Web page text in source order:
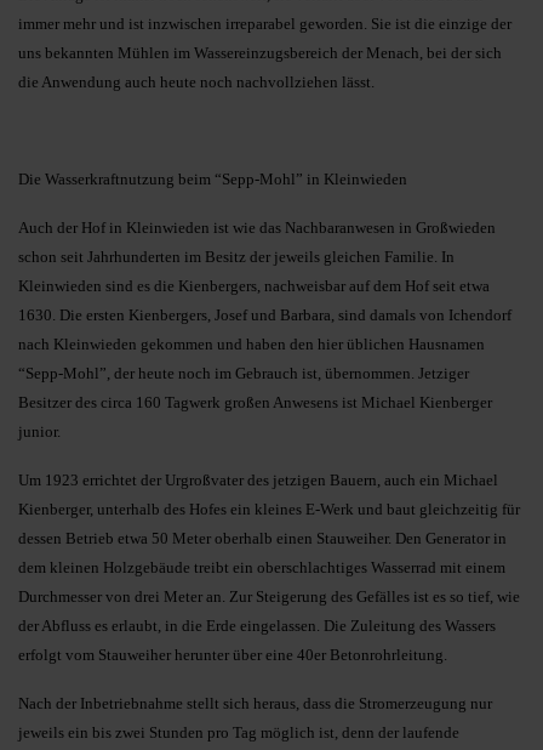
immer mehr und ist inzwischen irreparabel geworden. Sie ist die einzige der
uns bekannten Mühlen im Wassereinzugsbereich der Menach, bei der sich
die Anwendung auch heute noch nachvollziehen lässt.
Die Wasserkraftnutzung beim “Sepp-Mohl” in Kleinwieden
Auch der Hof in Kleinwieden ist wie das Nachbaranwesen in Großwieden
schon seit Jahrhunderten im Besitz der jeweils gleichen Familie. In
Kleinwieden sind es die Kienbergers, nachweisbar auf dem Hof seit etwa
1630. Die ersten Kienbergers, Josef und Barbara, sind damals von Ichendorf
nach Kleinwieden gekommen und haben den hier üblichen Hausnamen
“Sepp-Mohl”, der heute noch im Gebrauch ist, übernommen. Jetziger
Besitzer des circa 160 Tagwerk großen Anwesens ist Michael Kienberger
junior.
Um 1923 errichtet der Urgroßvater des jetzigen Bauern, auch ein Michael
Kienberger, unterhalb des Hofes ein kleines E-Werk und baut gleichzeitig für
dessen Betrieb etwa 50 Meter oberhalb einen Stauweiher. Den Generator in
dem kleinen Holzgebäude treibt ein oberschlachtiges Wasserrad mit einem
Durchmesser von drei Meter an. Zur Steigerung des Gefälles ist es so tief, wie
der Abfluss es erlaubt, in die Erde eingelassen. Die Zuleitung des Wassers
erfolgt vom Stauweiher herunter über eine 40er Betonrohrleitung.
Nach der Inbetriebnahme stellt sich heraus, dass die Stromerzeugung nur
jeweils ein bis zwei Stunden pro Tag möglich ist, denn der laufende